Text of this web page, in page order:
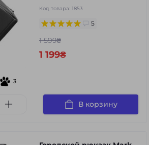
3
Код товара: 1853
5
1 599₴
1 199₴
В корзину